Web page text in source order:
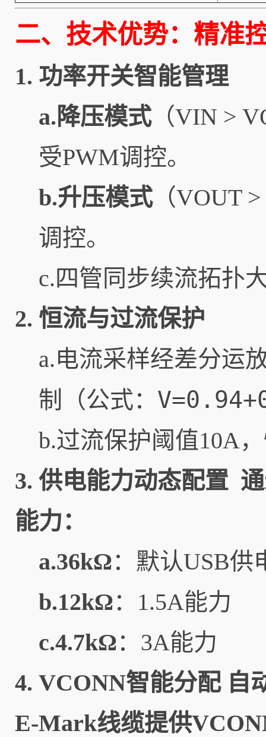
二、技术优势：精准
1. 功率开关智能管理
a.降压模式（VIN >
受PWM调控。
b.升压模式（VOUT
调控。
c.四管同步续流拓扑
2. 恒流与过流保护
a.电流采样经差分运
制（公式：
b.过流保护阈值10A
3. 供电能力动态配置
能力：
a.36kΩ：默认USB供
b.12kΩ：1.5A能力
c.4.7kΩ：3A能力
4. VCONN智能分配自
E-Mark线缆提供